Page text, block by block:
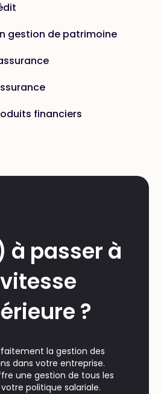
gestion de patrimoine
financiers
à passer à
?
la gestion des
dans votre entreprise.
une gestion de tous les
politique salariale.